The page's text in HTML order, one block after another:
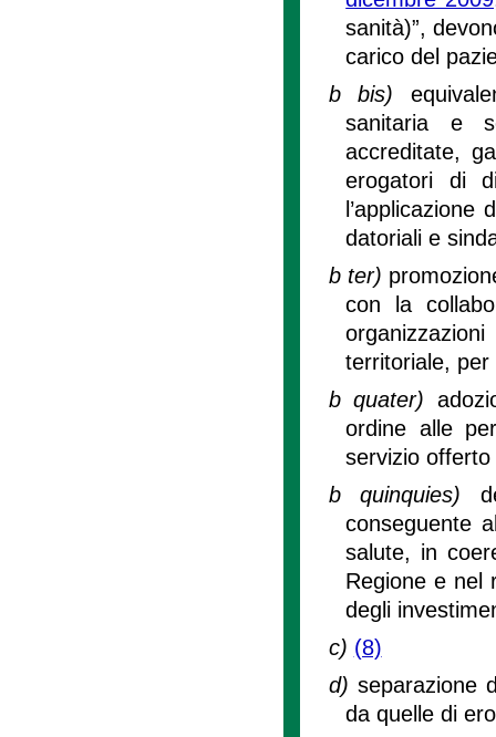
sanità)”,
carico del
b bis)
sanitaria e
accreditate,
erogatori di
datoriali e
b ter)
con la
territoriale, per
b quater)
ordine alle
servizio
b quinquies)
conseguente
salute, in
Regione e nel
degli
c) (8)
d) separazione
da quelle di